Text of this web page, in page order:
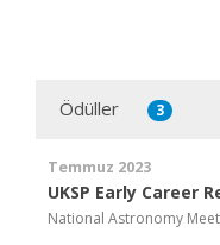
Ödüller 3
Temmuz 2023
UKSP Early Career
National Astronomy